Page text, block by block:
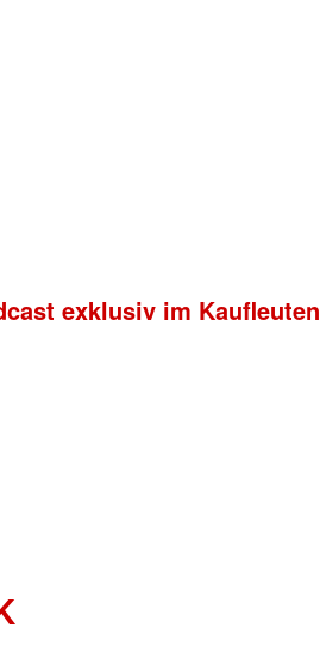
exklusiv im Kaufleuten